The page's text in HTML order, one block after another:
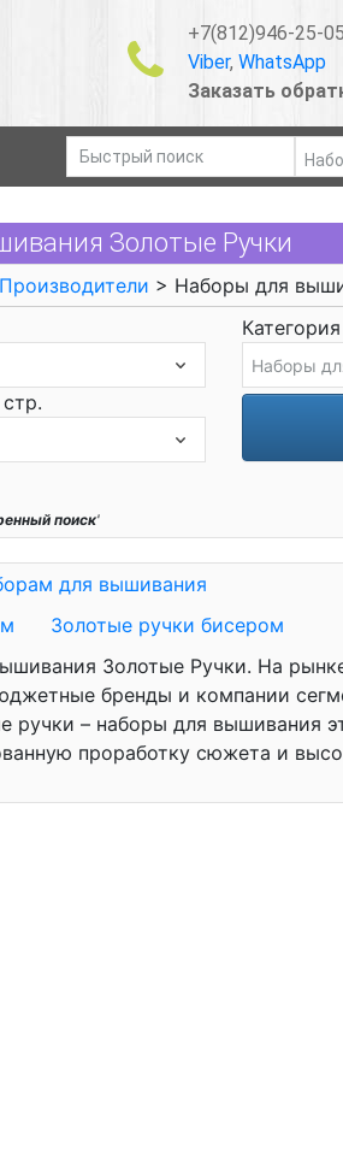
+7(812)946-25-
Viber, WhatsApp
Заказать
Золотые Ручки
Производители > Наборы для
Категория
поиск'
для вышивания
Золотые ручки бисером
Золотые Ручки. На
бренды и компании
ручки – наборы для вышивания
проработку сюжета и